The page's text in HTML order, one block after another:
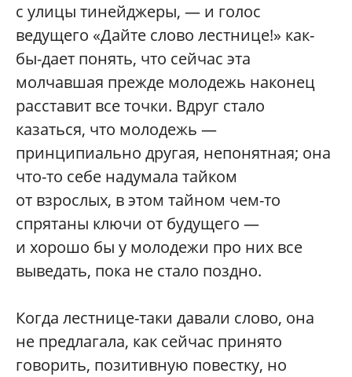
с улицы тинейджеры, — и голос
ведущего «Дайте слово лестнице!» как-
бы-дает понять, что сейчас эта
молчавшая прежде молодежь наконец
расставит все точки. Вдруг стало
казаться, что молодежь —
принципиально другая, непонятная; она
что-то себе надумала тайком
от взрослых, в этом тайном чем-то
спрятаны ключи от будущего —
и хорошо бы у молодежи про них все
выведать, пока не стало поздно.
Когда лестнице-таки давали слово, она
не предлагала, как сейчас принято
говорить, позитивную повестку, но